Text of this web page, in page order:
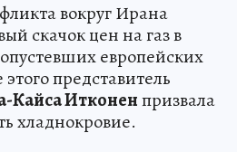
вокруг Ирана
скачок цен на газ в
европейских
представитель
Кайса Итконенпризвала
хладнокровие.